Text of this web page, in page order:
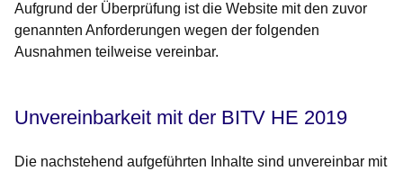
Aufgrund der Überprüfung ist die Website mit den zuvor
genannten Anforderungen wegen der folgenden
Ausnahmen teilweise vereinbar.
Unvereinbarkeit mit der BITV HE 2019
Die nachstehend aufgeführten Inhalte sind unvereinbar mit